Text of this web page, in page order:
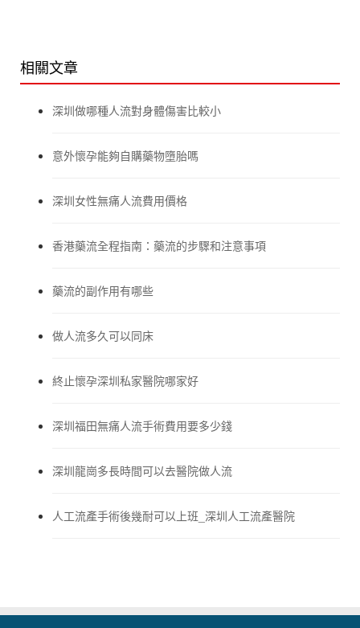
相關文章
深圳做哪種人流對身體傷害比較小
意外懷孕能夠自購藥物墮胎嗎
深圳女性無痛人流費用價格
香港藥流全程指南：藥流的步驟和注意事項
藥流的副作用有哪些
做人流多久可以同床
終止懷孕深圳私家醫院哪家好
深圳福田無痛人流手術費用要多少錢
深圳龍崗多長時間可以去醫院做人流
人工流產手術後幾耐可以上班_深圳人工流產醫院